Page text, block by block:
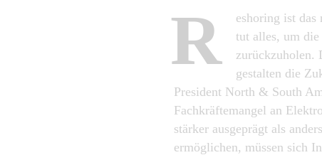
R
eshoring ist das
tut alles, um
zurückzuholen.
gestalten die
President North & South
Fachkräftemangel an
stärker ausgeprägt als
ermöglichen, müssen sich